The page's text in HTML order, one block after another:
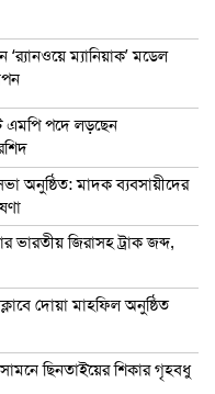
ম্যানিয়াক’ মডেল
এমপি পদে লড়ছেন
অনুষ্ঠিত: মাদক ব্যবসায়ীদের
ভারতীয় জিরাসহ ট্রাক জব্দ,
দোয়া মাহফিল অনুষ্ঠিত
ছিনতাইয়ের শিকার গৃহবধু